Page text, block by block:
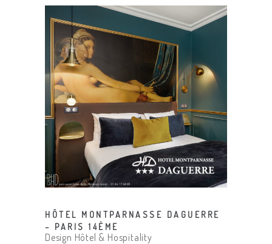
HÔTEL MONTPARNASSE DAGUERRE
– PARIS 14ÈME
Design Hôtel & Hospitality